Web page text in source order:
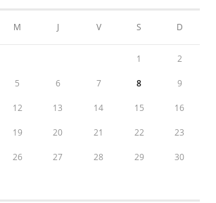
M J V S D
1 2
5 6 7 8 9
12 13 14 15 16
19 20 21 22 23
26 27 28 29 30